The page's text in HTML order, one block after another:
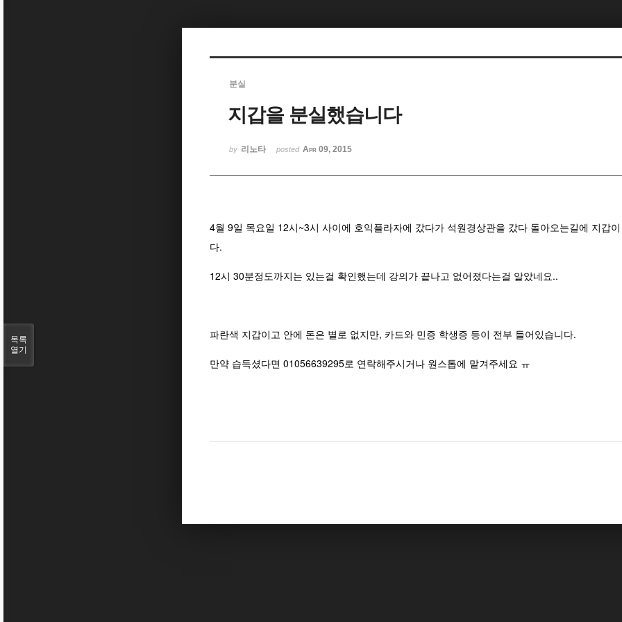
분실
지갑을 분실했습니다
by 리노타 posted Apr 09, 2015
4월 9일 목요일 12시~3시 사이에 호익플라자에 갔다가 석원경상관을 갔다 돌아오는길에 지갑
다.
12시 30분정도까지는 있는걸 확인했는데 강의가 끝나고 없어졌다는걸 알았네요..
파란색 지갑이고 안에 돈은 별로 없지만, 카드와 민증 학생증 등이 전부 들어있습니다.
만약 습득셨다면 01056639295로 연락해주시거나 원스톱에 맡겨주세요 ㅠ
목록
열기
Sketchbook5, 스케치북5
Sketchbook5, 스케치북5